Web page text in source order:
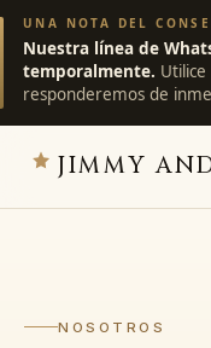
UNA NOTA DEL
Nuestra línea de
temporalmente.
responderemos de
JIMMY
NOSOTROS